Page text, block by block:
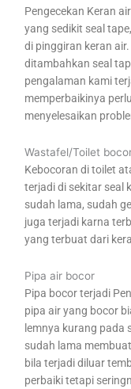
Pengecekan Keran
yang sedikit seal
di pinggiran keran
ditambahkan seal
pengalaman kami
memperbaikinya
menyelesaikan
Wastafel/Toilet
Kebocoran di toilet
terjadi di sekitar seal
sudah lama, sudah
juga terjadi karna
yang terbuat dari
Pipa air bocor
Pipa bocor terjadi
pipa air yang bocor
lemnya kurang pada
sudah lama
bila terjadi diluar
perbaiki tetapi